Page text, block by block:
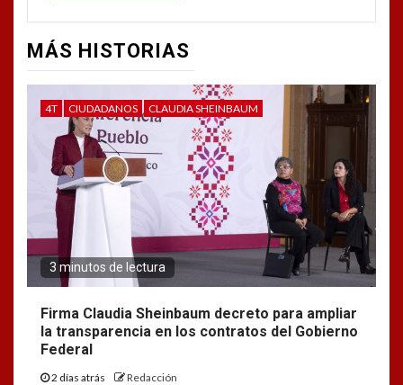
MÁS HISTORIAS
4T CIUDADANOS CLAUDIA SHEINBAUM
3 minutos de lectura
Firma Claudia Sheinbaum decreto para ampliar
la transparencia en los contratos del Gobierno
Federal
2 días atrás Redacción